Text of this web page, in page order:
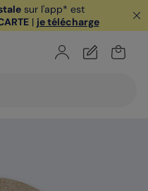
sur l'app* est
| je télécharge